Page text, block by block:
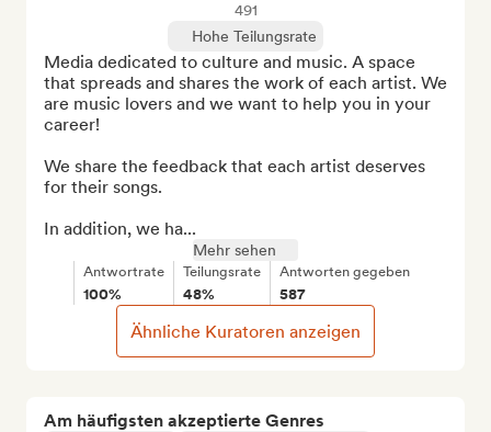
Am häufigsten akzeptierte Genres
491
Hohe Teilungsrate
Media dedicated to culture and music. A space
that spreads and shares the work of each artist. We
are music lovers and we want to help you in your
career!
We share the feedback that each artist deserves
for their songs.
In addition, we ha...
Mehr sehen
Antwortrate
100%
Teilungsrate
48%
Antworten gegeben
587
Ähnliche Kuratoren anzeigen